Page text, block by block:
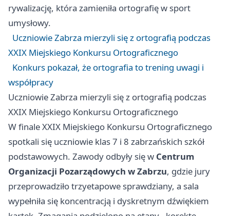
rywalizację, która zamieniła ortografię w sport
umysłowy.
Uczniowie Zabrza mierzyli się z ortografią podczas
XXIX Miejskiego Konkursu Ortograficznego
Konkurs pokazał, że ortografia to trening uwagi i
współpracy
Uczniowie Zabrza mierzyli się z ortografią podczas
XXIX Miejskiego Konkursu Ortograficznego
W finale XXIX Miejskiego Konkursu Ortograficznego
spotkali się uczniowie klas 7 i 8 zabrzańskich szkół
podstawowych. Zawody odbyły się w Centrum
Organizacji Pozarządowych w Zabrzu, gdzie jury
przeprowadziło trzyetapowe sprawdziany, a sala
wypełniła się koncentracją i dyskretnym dźwiękiem